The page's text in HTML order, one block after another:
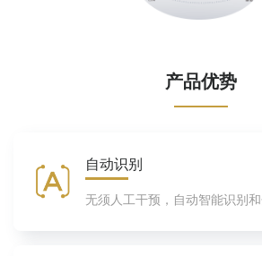
产品优势
自动识别
无须人工干预，自动智能识别